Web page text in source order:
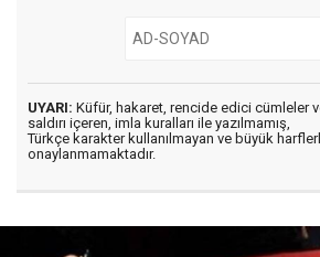
UYARI: Küfür, hakaret, rencide edici cümleler
saldırı içeren, imla kuralları ile yazılmamış,
Türkçe karakter kullanılmayan ve büyük
onaylanmamaktadır.